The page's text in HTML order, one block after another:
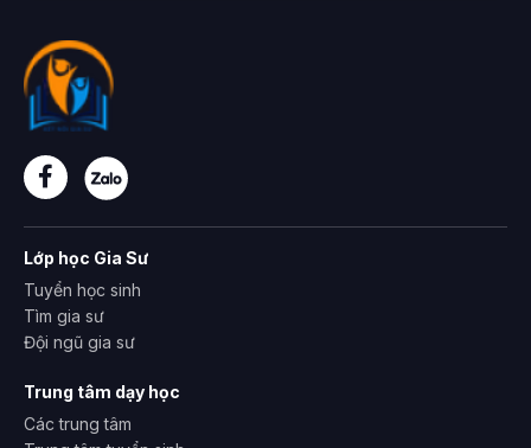
Lớp học Gia Sư
Tuyển học sinh
Tìm gia sư
Đội ngũ gia sư
Trung tâm dạy học
Các trung tâm